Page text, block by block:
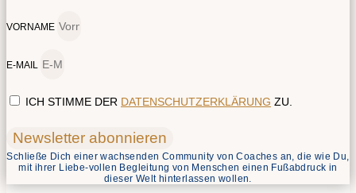
VORNAME
E-MAIL
ICH STIMME DER DATENSCHUTZERKLÄRUNG ZU.
Newsletter abonnieren
Schließe Dich einer wachsenden Community von Coaches an, die wie Du,
mit ihrer Liebe-vollen Begleitung von Menschen einen Fußabdruck in
dieser Welt hinterlassen wollen.